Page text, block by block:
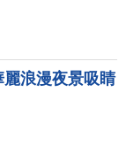
浪漫夜景吸睛